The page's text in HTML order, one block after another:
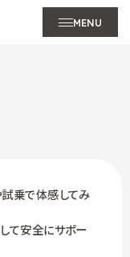
MENU
乗で体感してみ
て安全にサポー